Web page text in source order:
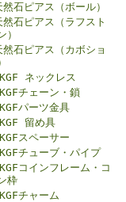
石ピアス（ボール）
然石ピアス（ラフスト
）
然石ピアス（カボショ
ネックレス
チェーン・鎖
パーツ金具
留め具
スペーサー
チューブ・パイプ
コインフレーム・コ
枠
チャーム